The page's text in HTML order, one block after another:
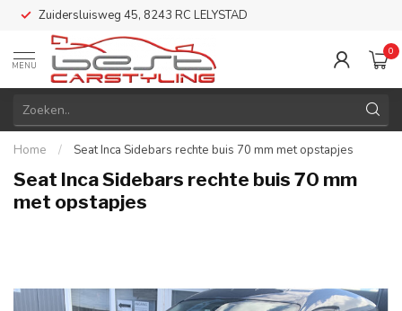
Zuidersluisweg 45, 8243 RC LELYSTAD
MENU
0
Home / Seat Inca Sidebars rechte buis 70 mm met opstapjes
Seat Inca Sidebars rechte buis 70 mm
met opstapjes